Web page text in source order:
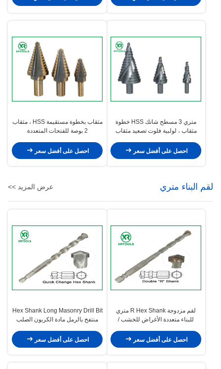
متري 3 مسطح شانك HSS خطوة
مثقاب ، لولبية فلوت تصعيد مثقاب
احصل على أفضل سعر
مثقاب بخطوة مستقيمة HSS ، مثقاب
2 بوصة للفتحات المتعددة
احصل على أفضل سعر
لقم البناء متري عرض المزيد >>
لقم مزدوجة R Hex Shank متري
للبناء متعددة الأغراض للخشب /
احصل على أفضل سعر
Hex Shank Long Masonry Drill Bit
منتفخ بالرمل مادة الكربون الصلب
احصل على أفضل سعر